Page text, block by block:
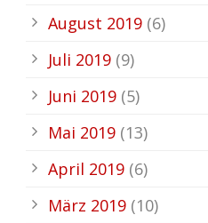
August 2019 (6)
Juli 2019 (9)
Juni 2019 (5)
Mai 2019 (13)
April 2019 (6)
März 2019 (10)